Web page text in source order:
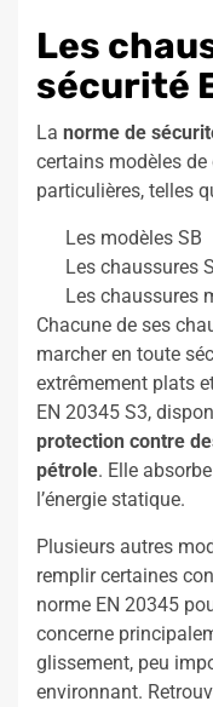
Les
sécurité
La norme de
certains modèles
particulières, telles
Les modèles SB
Les chaussures
Les chaussures
Chacune de ses
marcher en toute
extrêmement plats
EN 20345 S3,
protection contre
pétrole. Elle
l’énergie statique.
Plusieurs autres
remplir certaines
norme EN 20345
concerne
glissement, peu
environnant.